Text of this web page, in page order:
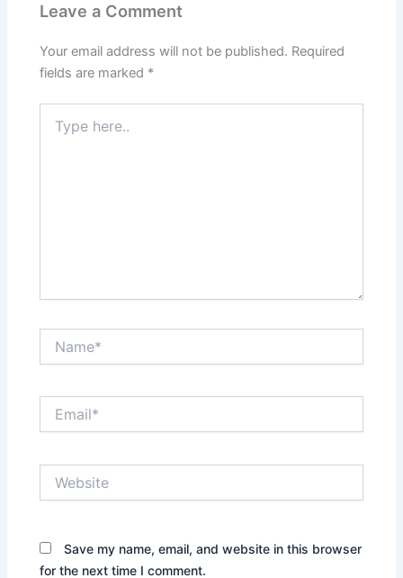
k
Leave a Comment
Your email address will not be published. Required
fields are marked *
here..
Save my name, email, and website in this browser
for the next time I comment.